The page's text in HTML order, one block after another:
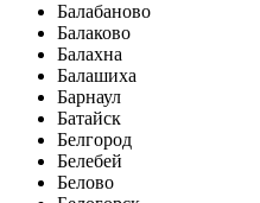
Балабаново
Балаково
Балахна
Балашиха
Барнаул
Батайск
Белгород
Белебей
Белово